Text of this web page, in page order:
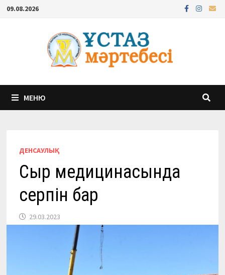
Перейти
содержимому
09.08.2026
МЕНЮ
ДЕНСАУЛЫҚ
Сыр медицинасында
серпін бар
29.03.2023